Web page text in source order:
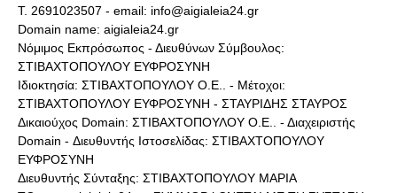
Τ. 2691023507 - email: info@aigialeia24.gr
Domain name: aigialeia24.gr
Νόμιμος Εκπρόσωπος - Διευθύνων Σύμβουλος:
ΣΤΙΒΑΧΤΟΠΟΥΛΟΥ ΕΥΦΡΟΣΥΝΗ
Ιδιοκτησία: ΣΤΙΒΑΧΤΟΠΟΥΛΟΥ Ο.Ε.. - Μέτοχοι:
ΣΤΙΒΑΧΤΟΠΟΥΛΟΥ ΕΥΦΡΟΣΥΝΗ - ΣΤΑΥΡΙΔΗΣ ΣΤΑΥΡΟΣ
Δικαιούχος Domain: ΣΤΙΒΑΧΤΟΠΟΥΛΟΥ Ο.Ε.. - Διαχειριστής
Domain - Διευθυντής Ιστοσελίδας: ΣΤΙΒΑΧΤΟΠΟΥΛΟΥ
ΕΥΦΡΟΣΥΝΗ
Διευθυντής Σύνταξης: ΣΤΙΒΑΧΤΟΠΟΥΛΟΥ ΜΑΡΙΑ